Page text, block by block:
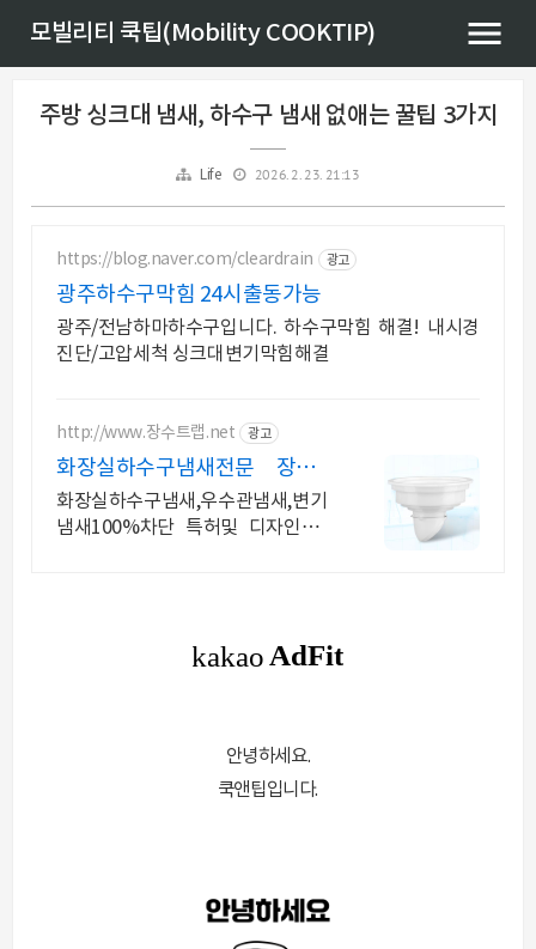
모빌리티 쿡팁(Mobility COOKTIP)
주방 싱크대 냄새, 하수구 냄새 없애는 꿀팁 3가지
Life 2026. 2. 23. 21:13
https://blog.naver.com/cleardrain 광고
광주하수구막힘 24시출동가능
광주/전남하마하수구입니다. 하수구막힘 해결! 내시경
진단/고압세척 싱크대변기막힘해결
http://www.장수트랩.net 광고
화장실하수구냄새전문 장수트
랩
화장실하수구냄새,우수관냄새,변기
냄새100%차단 특허및 디자인등록
안녕하세요.
쿡앤팁입니다.